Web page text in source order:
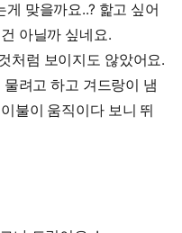
맞을까요..? 핥고 싶어
아닐까 싶네요.
처럼 보이지도 않았어요.
려고 하고 겨드랑이 냄
불이 움직이다 보니 뛰